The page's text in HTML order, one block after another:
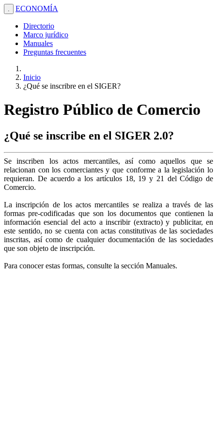
. ECONOMÍA
Directorio
Marco jurídico
Manuales
Preguntas frecuentes
Inicio
¿Qué se inscribre en el SIGER?
Registro Público de Comercio
¿Qué se inscribe en el SIGER 2.0?
Se inscriben los actos mercantiles, así como aquellos que se
relacionan con los comerciantes y que conforme a la legislación lo
requieran. De acuerdo a los artículos 18, 19 y 21 del Código de
Comercio.
La inscripción de los actos mercantiles se realiza a través de las
formas pre-codificadas que son los documentos que contienen la
información esencial del acto a inscribir (extracto) y publicitar, en
este sentido, no se cuenta con actas constitutivas de las sociedades
inscritas, así como de cualquier documentación de las sociedades
que son objeto de inscripción.
Para conocer estas formas, consulte la sección Manuales.